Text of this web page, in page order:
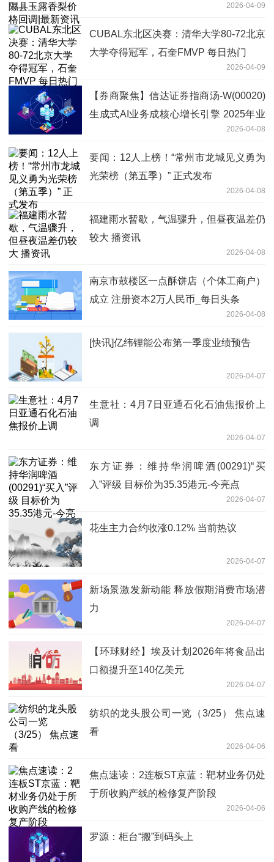
2026-04-09
CUBAL东北区决赛：清华大学80-72北京
大学夺得冠军，石奎FMVP 每日热门
2026-04-09
【券商聚焦】信达证券指商汤-W(00020)
生成式AI业务成核心增长引擎 2025年业
2026-04-08
要闻：12人上榜！“常州市龙城见义勇为
光荣榜（第五季）” 正式发布
2026-04-08
福建雨水暂歇，气温骤升，但昼夜温差仍
较大 播资讯
2026-04-08
南京市鼓楼区一点酥饼店（个体工商户）
成立 注册资本2万人民币_每日头条
2026-04-08
[快讯]亿纬锂能公布第一季度业绩预告
2026-04-07
生意社：4月7日亚通石化石油焦报价上
调
2026-04-07
东方证券：维持华润啤酒(00291)“买
入”评级 目标价为35.35港元-今亮点
2026-04-07
花生主力合约收涨0.12% 当前热议
2026-04-07
新场景激发新动能 释放假期消费市场潜
力
2026-04-07
【环球财经】埃及计划2026年将食品出
口额提升至140亿美元
2026-04-07
纺织的龙头股公司一览（3/25） 焦点速
看
2026-04-06
焦点速读：2连板ST京蓝：靶材业务仍处
于所收购产线的检修复产阶段
2026-04-06
罗源：柜台“搬”到码头上